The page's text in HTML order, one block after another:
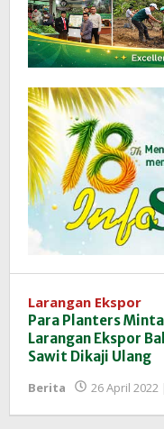
Larangan Ekspor
Para Planters
Larangan Ekspor
Sawit Dikaji Ulang
Berita 26 April 2022